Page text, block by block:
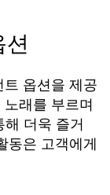
옵션을 제공
래를 부르며
더욱 즐거
동은 고객에게